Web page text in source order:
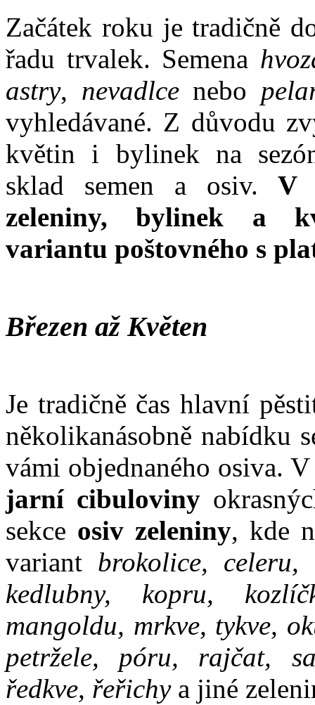
Začátek roku je tradičně
řadu trvalek. Semena
astry, nevadlcenebo
vyhledávané. Z důvodu
květin i bylinek na
sklad semen a osiv. V
zeleniny, bylinek a
variantu poštovného s
Březen až Květen
Je tradičně čas hlavní
několikanásobně nabídku
vámi objednaného osiva.
jarní cibuloviny
sekce osiv zeleniny, kde
variant brokolice, celeru,
kedlubny, kopru,
mangoldu, mrkve, tykve,
petržele, póru, rajčat,
ředkve, řeřichya jiné